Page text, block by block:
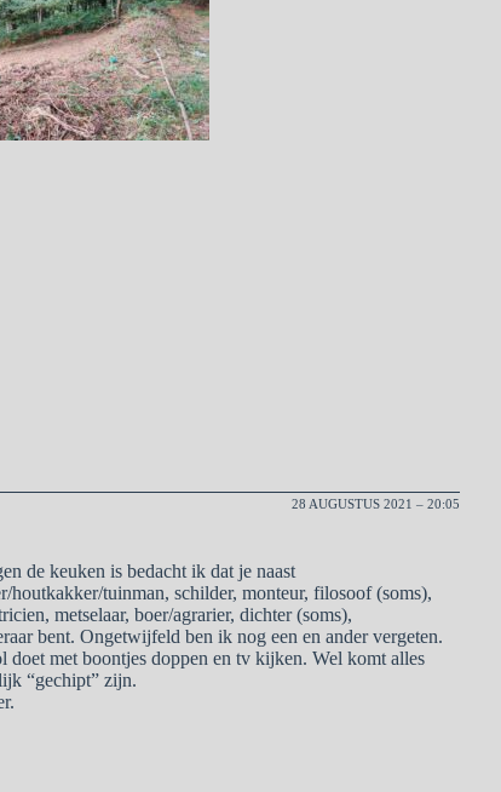
28 AUGUSTUS 2021 – 20:05
de keuken is bedacht ik dat je naast
tuinman, schilder, monteur, filosoof (soms),
metselaar, boer/agrarier, dichter (soms),
bent. Ongetwijfeld ben ik nog een en ander vergeten.
doet met boontjes doppen en tv kijken. Wel komt alles
“gechipt” zijn.